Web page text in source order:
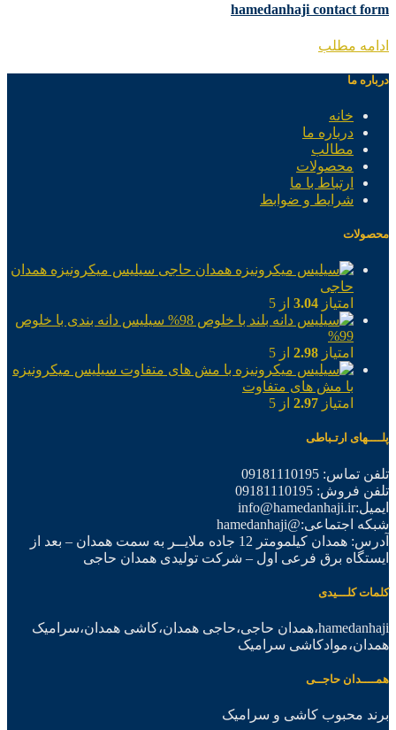
hamedanhaji contact form
ادامه مطلب
درباره ما
خانه
درباره ما
مطالب
محصولات
ارتباط با ما
شرایط و ضوابط
محصولات
سیلیس میکرونیزه همدان
حاجی
امتیاز 3.04 از 5
سیلیس دانه بندی با خلوص
99%
امتیاز 2.98 از 5
سیلیس میکرونیزه
با مش های متفاوت
امتیاز 2.97 از 5
پلــــهای ارتـباطی
تلفن تماس: 09181110195
تلفن فروش: 09181110195
ایمیل:info@hamedanhaji.ir
شبکه اجتماعی:@hamedanhaji
آدرس: همدان کیلمومتر 12 جاده ملایــر به سمت همدان – بعد از
ایستگاه برق فرعی اول – شرکت تولیدی همدان حاجی
کلمات کلـــیدی
hamedanhaji،همدان حاجی،حاجی همدان،کاشی همدان،سرامیک
همدان،موادکاشی سرامیک
همــــدان حاجــی
برند محبوب کاشی و سرامیک